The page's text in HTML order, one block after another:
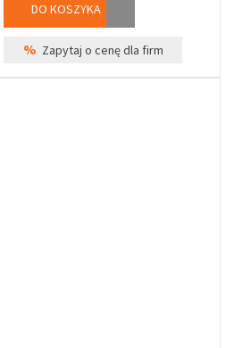
DO KOSZYKA
% Zapytaj o cenę dla firm